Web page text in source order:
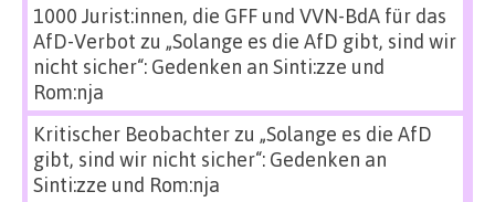
1000 Jurist:innen, die GFF und VVN-BdA für das
AfD-Verbot zu „Solange es die AfD gibt, sind wir
nicht sicher“: Gedenken an Sinti:zze und
Rom:nja
Kritischer Beobachterzu „Solange es die AfD
gibt, sind wir nicht sicher“: Gedenken an
Sinti:zze und Rom:nja